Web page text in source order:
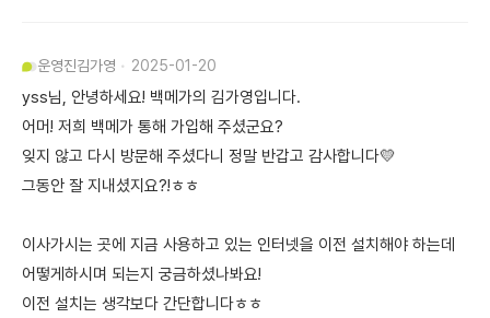
운영진김가영 2025-01-20
yss님, 안녕하세요! 백메가의 김가영입니다.
어머! 저희 백메가 통해 가입해 주셨군요?
잊지 않고 다시 방문해 주셨다니 정말 반갑고 감사합니다💛
그동안 잘 지내셨지요?!ㅎㅎ
이사가시는 곳에 지금 사용하고 있는 인터넷을 이전 설치해야 하는데
어떻게하시며 되는지 궁금하셨나봐요!
이전 설치는 생각보다 간단합니다ㅎㅎ